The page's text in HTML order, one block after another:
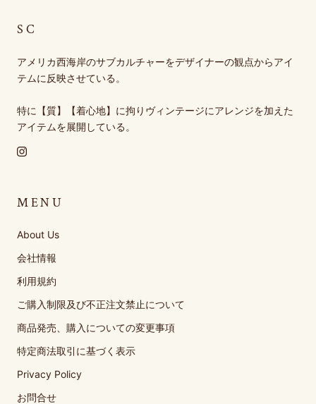
SC
アメリカ西海岸のサブカルチャーをデザイナーの観点からアイ
テムに反映させている。
特に【質】【着心地】に拘りヴィンテージにアレンジを加えた
アイテムを展開している。
MENU
About Us
会社情報
利用規約
ご購入制限及び不正注文禁止について
商品発売、購入についての変更事項
特定商法取引に基づく表示
Privacy Policy
お問合せ